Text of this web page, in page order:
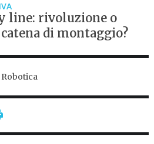
line: rivoluzione o
di montaggio?
Robotica